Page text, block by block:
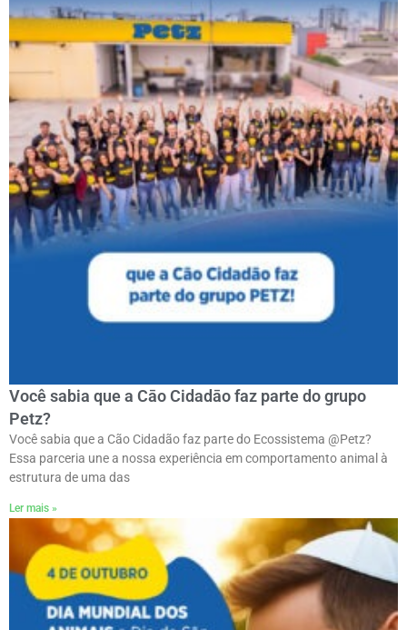
Você sabia que a Cāo Cidadāo faz parte do grupo
Petz?
Você sabia que a Cão Cidadão faz parte do Ecossistema @Petz?
Essa parceria une a nossa experiência em comportamento animal à
estrutura de uma das
Ler mais »